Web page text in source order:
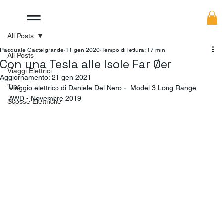
All Posts
Viaggi Elettrici
Tips
Scosse Elettriche
All Posts
Con una Tesla alle Isole Far Øer
Pasquale Castelgrande 11 gen 2020 Tempo di lettura: 17 min
Aggiornamento: 21 gen 2021
Viaggio elettrico di Daniele Del Nero -  Model 3 Long Range
AWD - Novembre 2019